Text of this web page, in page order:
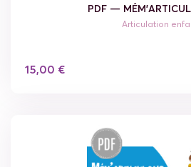
PDF —
Articulation
15,00 €